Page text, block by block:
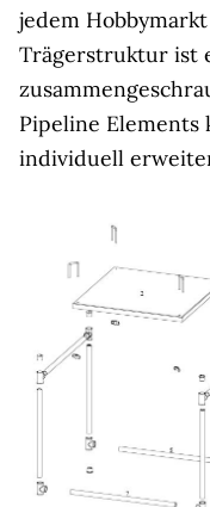
jedem
Trägerstruktur ist
Pipeline Elements
individuell